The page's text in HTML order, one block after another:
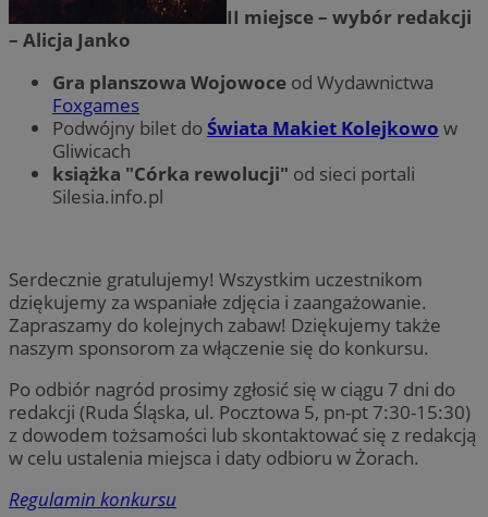
II miejsce – wybór redakcji
– Alicja Janko
Gra planszowa Wojowoce od Wydawnictwa
Foxgames
Podwójny bilet doŚwiata Makiet Kolejkowo w
Gliwicach
książka "Córka rewolucji" od sieci portali
Silesia.info.pl
Serdecznie gratulujemy! Wszystkim uczestnikom
dziękujemy za wspaniałe zdjęcia i zaangażowanie.
Zapraszamy do kolejnych zabaw! Dziękujemy także
naszym sponsorom za włączenie się do konkursu.
Po odbiór nagród prosimy zgłosić się w ciągu 7 dni do
redakcji (Ruda Śląska, ul. Pocztowa 5, pn-pt 7:30-15:30)
z dowodem tożsamości lub skontaktować się z redakcją
w celu ustalenia miejsca i daty odbioru w Żorach.
Regulamin konkursu